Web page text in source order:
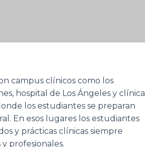
campus clínicos como los
hospital de Los Ángeles y clínica
los estudiantes se preparan
En esos lugares los estudiantes
y prácticas clínicas siempre
profesionales.